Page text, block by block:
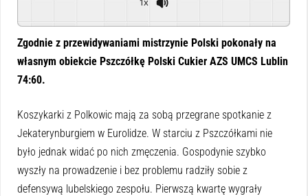
Zgodnie z przewidywaniami mistrzynie Polski pokonały na
własnym obiekcie Pszczółkę Polski Cukier AZS UMCS Lublin
74:60.
Koszykarki z Polkowic mają za sobą przegrane spotkanie z
Jekaterynburgiem w Eurolidze. W starciu z Pszczółkami nie
było jednak widać po nich zmęczenia. Gospodynie szybko
wyszły na prowadzenie i bez problemu radziły sobie z
defensywą lubelskiego zespołu. Pierwszą kwartę wygrały